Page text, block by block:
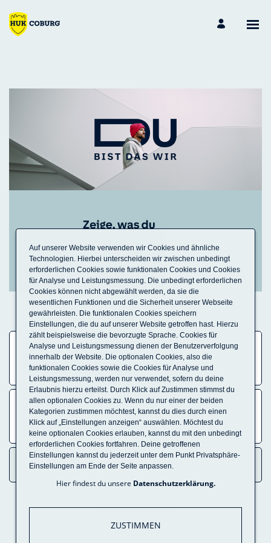
TÄTIGKEITEN SUCHEN
Tätigkeit,
Skill,
Stichwort
EINSATZORT
Ort,
Bundesland,
Land
ALLE TÄTIGKEITEN (126)
Auf unserer Website verwenden wir Cookies und ähnliche
Technologien. Hierbei unterscheiden wir zwischen unbedingt
erforderlichen Cookies sowie funktionalen Cookies und Cookies
für Analyse und Leistungsmessung. Die unbedingt erforderlichen
Cookies können nicht abgewählt werden, da sie die
wesentlichen Funktionen und die Sicherheit unserer Webseite
gewährleisten. Die funktionalen Cookies speichern
Einstellungen, die du auf unserer Website getroffen hast. Hierzu
zählt beispielsweise die bevorzugte Sprache. Cookies für
Analyse und Leistungsmessung dienen der Benutzerverfolgung
innerhalb der Website. Die optionalen Cookies, also die
funktionalen Cookies sowie die Cookies für Analyse und
Leistungsmessung, werden nur verwendet, sofern du deine
Erlaubnis hierzu erteilst. Durch Klick auf Zustimmen stimmst du
allen optionalen Cookies zu. Wenn du nur einer der beiden
Kategorien zustimmen möchtest, kannst du dies durch einen
Klick auf „Einstellungen anzeigen“ auswählen. Möchtest du
keine optionalen Cookies erlauben, kannst du mit den unbedingt
erforderlichen Cookies fortfahren. Deine getroffenen
Einstellungen kannst du jederzeit unter dem Punkt Privatsphäre-
Einstellungen am Ende der Seite anpassen.
Hier findest du unsere Datenschutzerklärung.
ZUSTIMMEN